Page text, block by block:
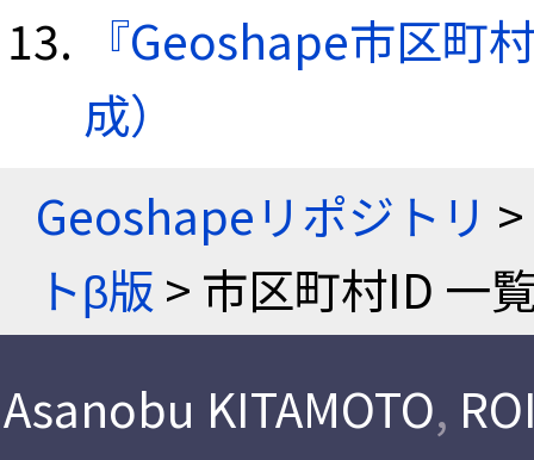
『Geoshape市区町
成）
Geoshapeリポジトリ >
トβ版 > 市区町村ID 一
Asanobu KITAMOTO,